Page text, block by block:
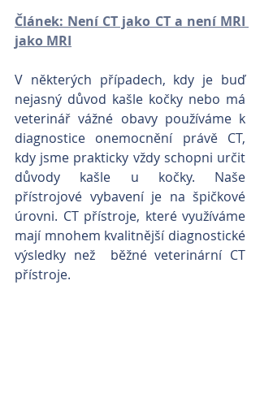
Článek: Není CT jako CT a není MRI
jako MRI
V některých případech, kdy je buď
nejasný důvod kašle kočky nebo má
veterinář vážné obavy používáme k
diagnostice onemocnění právě CT,
kdy jsme prakticky vždy schopni určit
důvody kašle u kočky. Naše
přístrojové vybavení je na špičkové
úrovni. CT přístroje, které využíváme
mají mnohem kvalitnější diagnostické
výsledky než  běžné veterinární CT
přístroje.